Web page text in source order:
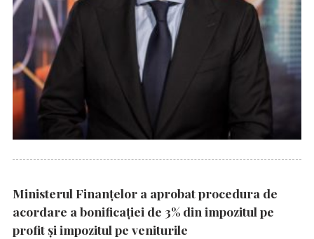
Ministerul Finanțelor a aprobat procedura de
acordare a bonificației de 3% din impozitul pe
profit și impozitul pe veniturile